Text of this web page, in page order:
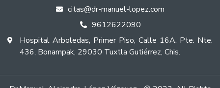
iconcitas@dr-manuel-lopez.com
icon 9612622090
iconHospital Arboledas, Primer Piso, Calle 16A. Pte. Nte.
436, Bonampak, 29030 Tuxtla Gutiérrez, Chis.